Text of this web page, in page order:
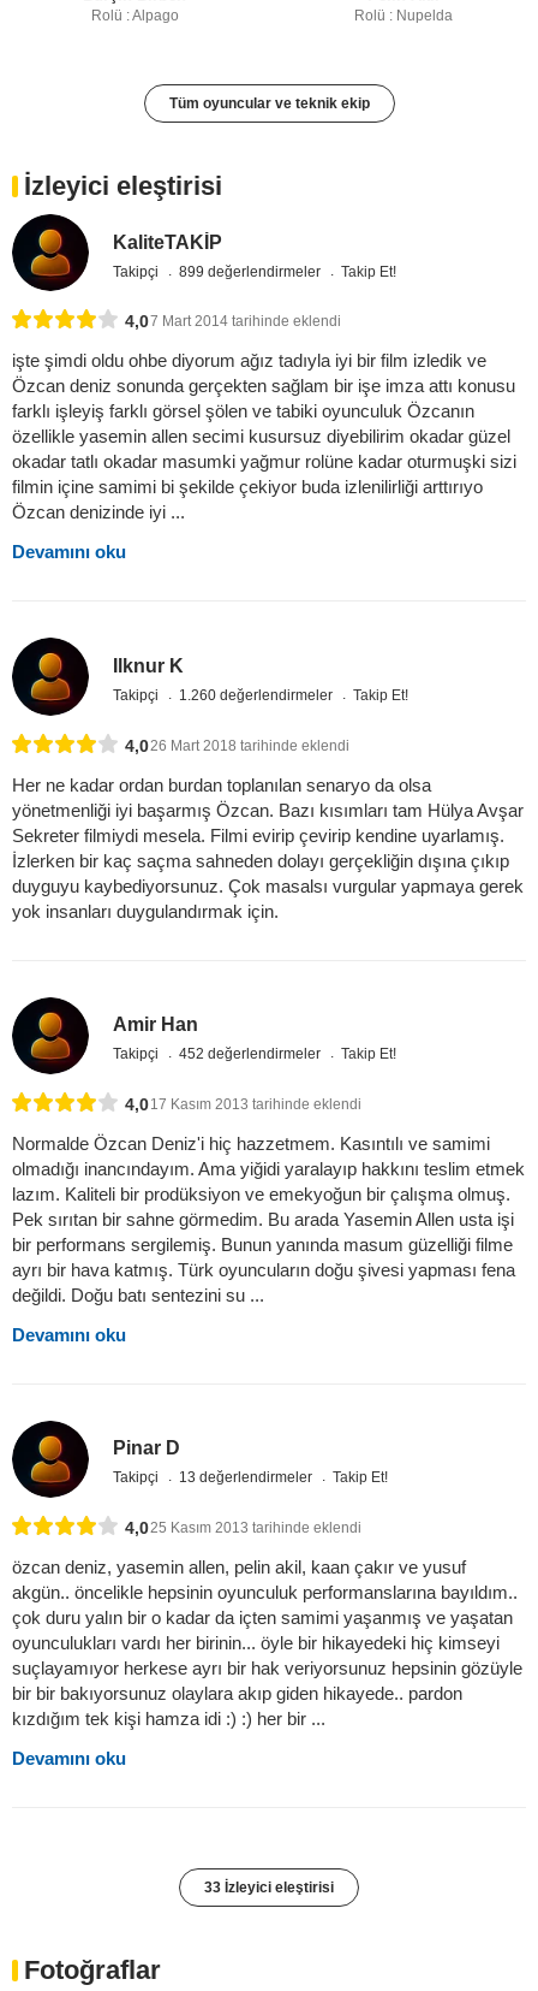
Rolü : Alpago Rolü : Nupelda
Tüm oyuncular ve teknik ekip
İzleyici eleştirisi
KaliteTAKİP
Takipçi 899 değerlendirmeler Takip Et!
4,07 Mart 2014 tarihinde eklendi
işte şimdi oldu ohbe diyorum ağız tadıyla iyi bir film izledik ve
Özcan deniz sonunda gerçekten sağlam bir işe imza attı konusu
farklı işleyiş farklı görsel şölen ve tabiki oyunculuk Özcanın
özellikle yasemin allen secimi kusursuz diyebilirim okadar güzel
okadar tatlı okadar masumki yağmur rolüne kadar oturmuşki sizi
filmin içine samimi bi şekilde çekiyor buda izlenilirliği arttırıyo
Özcan denizinde iyi ...
Devamını oku
Ilknur K
Takipçi 1.260 değerlendirmeler Takip Et!
4,026 Mart 2018 tarihinde eklendi
Her ne kadar ordan burdan toplanılan senaryo da olsa
yönetmenliği iyi başarmış Özcan. Bazı kısımları tam Hülya Avşar
Sekreter filmiydi mesela. Filmi evirip çevirip kendine uyarlamış.
İzlerken bir kaç saçma sahneden dolayı gerçekliğin dışına çıkıp
duyguyu kaybediyorsunuz. Çok masalsı vurgular yapmaya gerek
yok insanları duygulandırmak için.
Amir Han
Takipçi 452 değerlendirmeler Takip Et!
4,017 Kasım 2013 tarihinde eklendi
Normalde Özcan Deniz'i hiç hazzetmem. Kasıntılı ve samimi
olmadığı inancındayım. Ama yiğidi yaralayıp hakkını teslim etmek
lazım. Kaliteli bir prodüksiyon ve emekyoğun bir çalışma olmuş.
Pek sırıtan bir sahne görmedim. Bu arada Yasemin Allen usta işi
bir performans sergilemiş. Bunun yanında masum güzelliği filme
ayrı bir hava katmış. Türk oyuncuların doğu şivesi yapması fena
değildi. Doğu batı sentezini su ...
Devamını oku
Pinar D
Takipçi 13 değerlendirmeler Takip Et!
4,025 Kasım 2013 tarihinde eklendi
özcan deniz, yasemin allen, pelin akil, kaan çakır ve yusuf
akgün.. öncelikle hepsinin oyunculuk performanslarına bayıldım..
çok duru yalın bir o kadar da içten samimi yaşanmış ve yaşatan
oyunculukları vardı her birinin... öyle bir hikayedeki hiç kimseyi
suçlayamıyor herkese ayrı bir hak veriyorsunuz hepsinin gözüyle
bir bir bakıyorsunuz olaylara akıp giden hikayede.. pardon
kızdığım tek kişi hamza idi :) :) her bir ...
Devamını oku
33 İzleyici eleştirisi
Fotoğraflar